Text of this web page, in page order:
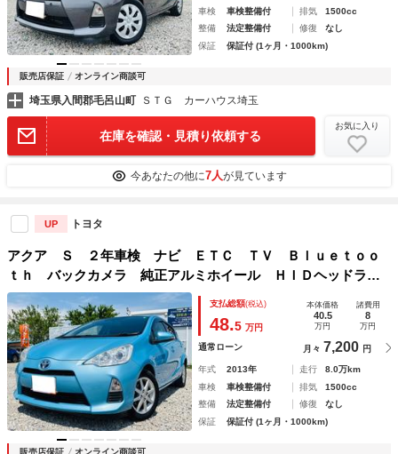
車検
車検整備付 排気
1500cc
整備
法定整備付 修復
なし
保証
保証付 (1ヶ月・1000km)
販売店保証 オンライン商談可
埼玉県入間郡毛呂山町 ＳＴＧ カーハウス埼玉
在庫を確認・見積り依頼する
お気に入り
今あなたの他に7人が見ています
UP トヨタ
アクア Ｓ ２年車検 ナビ ＥＴＣ ＴＶ Ｂｌｕｅｔｏｏ
ｔｈ バックカメラ 純正アルミホイール ＨＩＤヘッドライ
ト フォグランプ オートエアコン ＣＤ ＤＶＤ ウィンカ
ードアミラー スペアキー ワンオーナ
支払総額(税込)
48.5 万円
本体価格
40.5
万円
諸費用
8
万円
通常ローン 月々 7,200 円
年式 2013年 走行
8.0万km
車検
車検整備付 排気
1500cc
整備
法定整備付 修復
なし
保証
保証付 (1ヶ月・1000km)
販売店保証 オンライン商談可